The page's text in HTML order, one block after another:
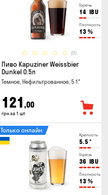
Горечь
14 IBU
Плотность
13 %
(0)
Пиво Kapuziner Weissbier
Dunkel 0.5л
Темное, Нефильтрованное, 5.1°
121 ,00
грн за 1 шт
Крепость
5.5 °
Горечь
36 IBU
Плотность
13 %
Только онлайн